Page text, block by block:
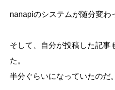
nanapiのシステムが随分変わ
そして、自分が投稿した記事
た。
半分ぐらいになっていたのだ。